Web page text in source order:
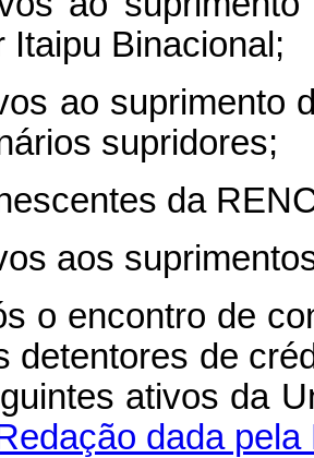
Itaipu Binacional;
ao suprimento
supridores;
da
aos
o encontro de
detentores de
ativos da
dada pela